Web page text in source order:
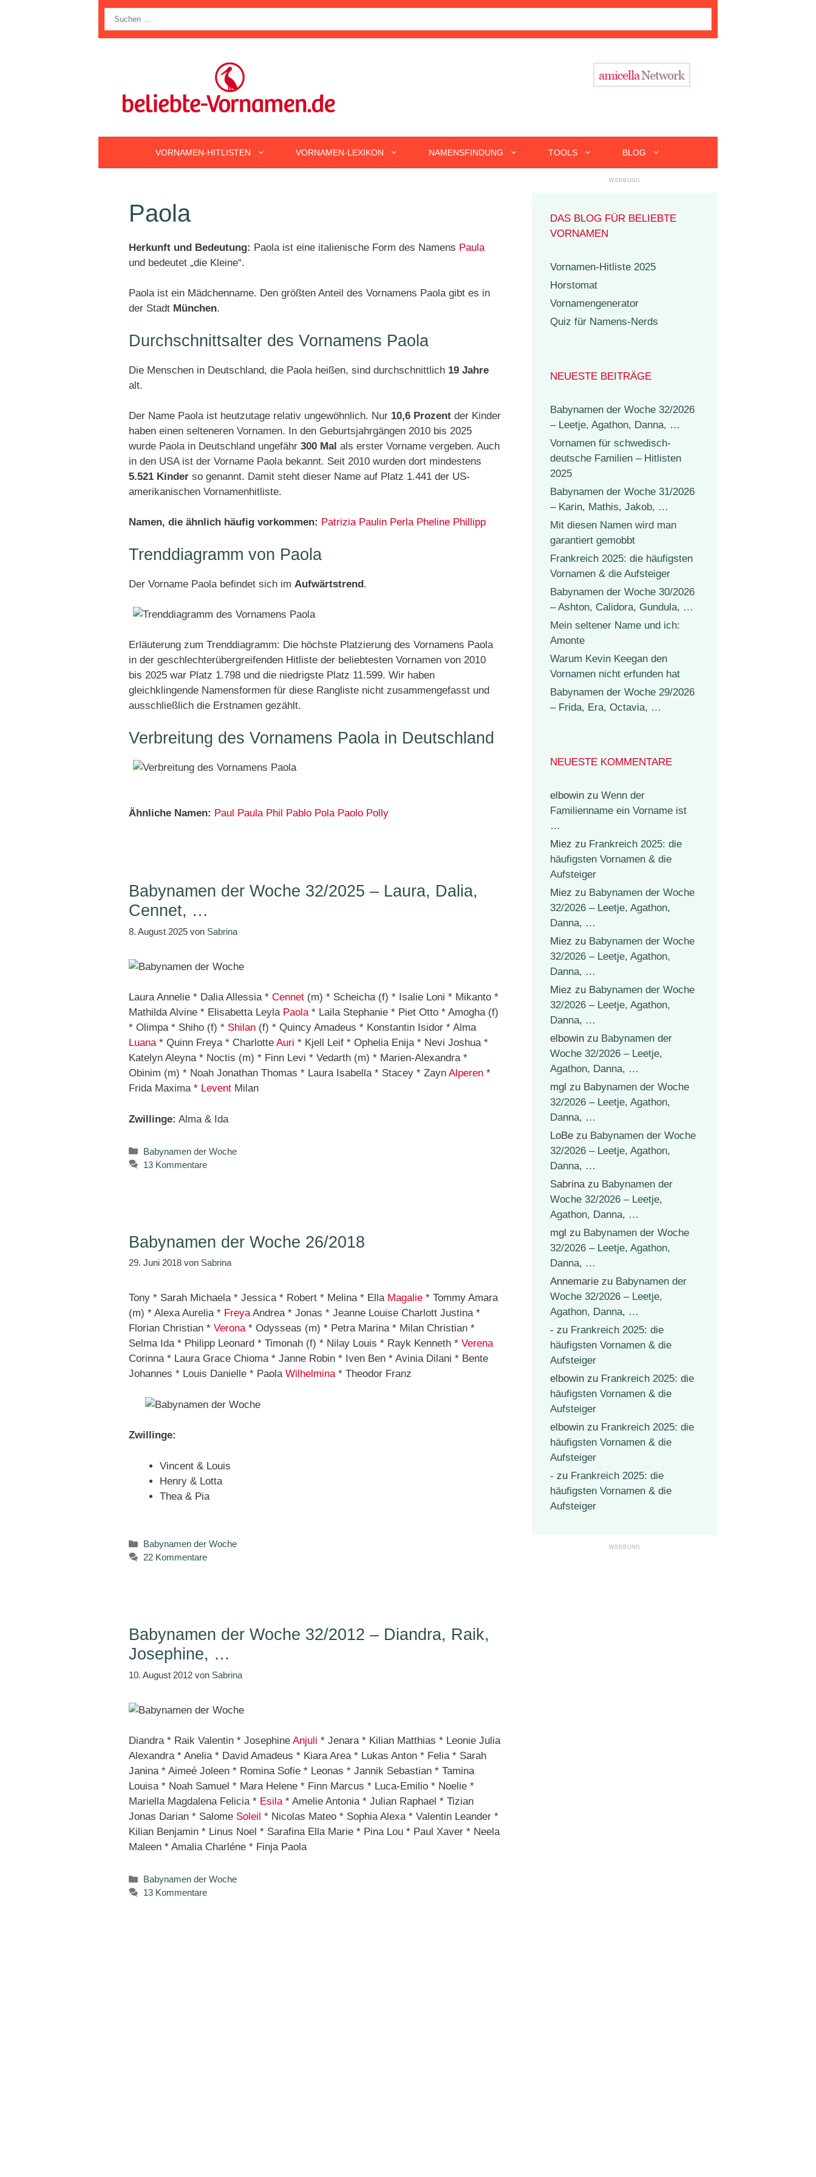
nach:
VORNAMEN-HITLISTEN VORNAMEN-LEXIKON NAMENSFINDUNG TOOLS BLOG
Paola
Herkunft und Bedeutung: Paola ist eine italienische Form des Namens Paula
und bedeutet „die Kleine“.
Paola ist ein Mädchenname. Den größten Anteil des Vornamens Paola gibt es in
der Stadt München.
Durchschnittsalter des Vornamens Paola
Die Menschen in Deutschland, die Paola heißen, sind durchschnittlich 19 Jahre
alt.
Der Name Paola ist heutzutage relativ ungewöhnlich. Nur 10,6 Prozent der Kinder
haben einen selteneren Vornamen. In den Geburtsjahrgängen 2010 bis 2025
wurde Paola in Deutschland ungefähr 300 Mal als erster Vorname vergeben. Auch
in den USA ist der Vorname Paola bekannt. Seit 2010 wurden dort mindestens
5.521 Kinder so genannt. Damit steht dieser Name auf Platz 1.441 der US-
amerikanischen Vornamenhitliste.
Namen, die ähnlich häufig vorkommen: Patrizia Paulin Perla Pheline Phillipp
Trenddiagramm von Paola
Der Vorname Paola befindet sich im Aufwärtstrend.
Erläuterung zum Trenddiagramm: Die höchste Platzierung des Vornamens Paola
in der geschlechterübergreifenden Hitliste der beliebtesten Vornamen von 2010
bis 2025 war Platz 1.798 und die niedrigste Platz 11.599. Wir haben
gleichklingende Namensformen für diese Rangliste nicht zusammengefasst und
ausschließlich die Erstnamen gezählt.
Verbreitung des Vornamens Paola in Deutschland
Ähnliche Namen: Paul Paula Phil Pablo Pola Paolo Polly
Babynamen der Woche 32/2025 – Laura, Dalia,
Cennet, …
8. August 2025 von Sabrina
Laura Annelie * Dalia Allessia * Cennet (m) * Scheicha (f) * Isalie Loni * Mikanto *
Mathilda Alvine * Elisabetta Leyla Paola* Laila Stephanie * Piet Otto * Amogha (f)
* Olimpa * Shiho (f) * Shilan (f) * Quincy Amadeus * Konstantin Isidor * Alma
Luana* Quinn Freya * Charlotte Auri * Kjell Leif * Ophelia Enija * Nevi Joshua *
Katelyn Aleyna * Noctis (m) * Finn Levi * Vedarth (m) * Marien-Alexandra *
Obinim (m) * Noah Jonathan Thomas * Laura Isabella * Stacey * Zayn Alperen *
Frida Maxima * Levent Milan
Zwillinge: Alma & Ida
Kategorien
Babynamen der Woche
13 Kommentare
Babynamen der Woche 26/2018
29. Juni 2018 von Sabrina
Tony * Sarah Michaela * Jessica * Robert * Melina * Ella Magalie * Tommy Amara
(m) * Alexa Aurelia * FreyaAndrea * Jonas * Jeanne Louise Charlott Justina *
Florian Christian * Verona* Odysseas (m) * Petra Marina * Milan Christian *
Selma Ida * Philipp Leonard * Timonah (f) * Nilay Louis * Rayk Kenneth * Verena
Corinna * Laura Grace Chioma * Janne Robin * Iven Ben * Avinia Dilani * Bente
Johannes * Louis Danielle * Paola Wilhelmina* Theodor Franz
Zwillinge:
Vincent & Louis
Henry & Lotta
Thea & Pia
Kategorien
Babynamen der Woche
22 Kommentare
Babynamen der Woche 32/2012 – Diandra, Raik,
Josephine, …
10. August 2012 von Sabrina
Diandra * Raik Valentin * Josephine Anjuli * Jenara * Kilian Matthias * Leonie Julia
Alexandra * Anelia * David Amadeus * Kiara Area * Lukas Anton * Felia * Sarah
Janina * Aimeé Joleen * Romina Sofie * Leonas * Jannik Sebastian * Tamina
Louisa * Noah Samuel * Mara Helene * Finn Marcus * Luca-Emilio * Noelie *
Mariella Magdalena Felicia * Esila* Amelie Antonia * Julian Raphael * Tizian
Jonas Darian * Salome Soleil * Nicolas Mateo * Sophia Alexa * Valentin Leander *
Kilian Benjamin * Linus Noel * Sarafina Ella Marie * Pina Lou * Paul Xaver * Neela
Maleen * Amalia Charléne * Finja Paola
Kategorien
Babynamen der Woche
13 Kommentare
DAS BLOG FÜR BELIEBTE
VORNAMEN
Vornamen-Hitliste 2025
Horstomat
Vornamengenerator
Quiz für Namens-Nerds
NEUESTE BEITRÄGE
Babynamen der Woche 32/2026
– Leetje, Agathon, Danna, …
Vornamen für schwedisch-
deutsche Familien – Hitlisten
2025
Babynamen der Woche 31/2026
– Karin, Mathis, Jakob, …
Mit diesen Namen wird man
garantiert gemobbt
Frankreich 2025: die häufigsten
Vornamen & die Aufsteiger
Babynamen der Woche 30/2026
– Ashton, Calidora, Gundula, …
Mein seltener Name und ich:
Amonte
Warum Kevin Keegan den
Vornamen nicht erfunden hat
Babynamen der Woche 29/2026
– Frida, Era, Octavia, …
NEUESTE KOMMENTARE
elbowin zu Wenn der
Familienname ein Vorname ist
…
Miez zu Frankreich 2025: die
häufigsten Vornamen & die
Aufsteiger
Miez zu Babynamen der Woche
32/2026 – Leetje, Agathon,
Danna, …
Miez zu Babynamen der Woche
32/2026 – Leetje, Agathon,
Danna, …
Miez zu Babynamen der Woche
32/2026 – Leetje, Agathon,
Danna, …
elbowin zu Babynamen der
Woche 32/2026 – Leetje,
Agathon, Danna, …
mgl zu Babynamen der Woche
32/2026 – Leetje, Agathon,
Danna, …
LoBe zu Babynamen der Woche
32/2026 – Leetje, Agathon,
Danna, …
Sabrinazu Babynamen der
Woche 32/2026 – Leetje,
Agathon, Danna, …
mgl zu Babynamen der Woche
32/2026 – Leetje, Agathon,
Danna, …
Annemarie zu Babynamen der
Woche 32/2026 – Leetje,
Agathon, Danna, …
- zu Frankreich 2025: die
häufigsten Vornamen & die
Aufsteiger
elbowin zu Frankreich 2025: die
häufigsten Vornamen & die
Aufsteiger
elbowin zu Frankreich 2025: die
häufigsten Vornamen & die
Aufsteiger
- zu Frankreich 2025: die
häufigsten Vornamen & die
Aufsteiger